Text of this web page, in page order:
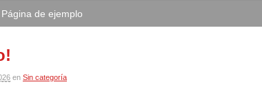
Página de ejemplo
en Sin categoría